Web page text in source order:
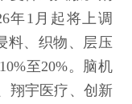
年1月起将上调
料、织物、层压
至20%。脑机
翔宇医疗、创新